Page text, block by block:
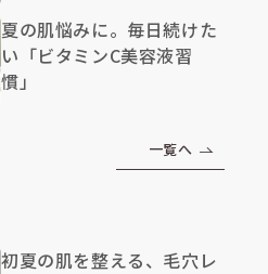
夏の肌悩みに。毎日続けた
い「ビタミンC美容液習
慣」
一覧へ
初夏の肌を整える、毛穴レ